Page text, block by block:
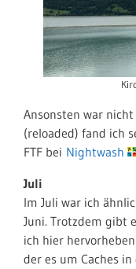
Ansonsten war nicht
(reloaded) fand ich
FTF bei Nightwash
Juli
Im Juli war ich
Juni. Trotzdem gibt
ich hier
der es um Caches